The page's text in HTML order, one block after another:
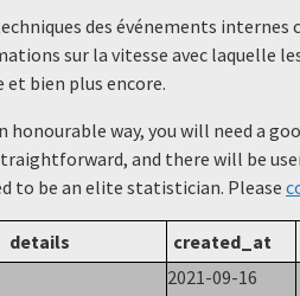
des événements
sur la vitesse avec laquelle
bien plus encore.
honourable way, you will need a
and there will be
to be an elite statistician. Please
details created_at
2021-09-16